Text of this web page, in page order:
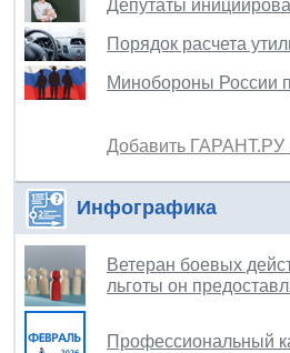
Депутаты
Порядок расчета
Минобороны России
Добавить ГАРАНТ.РУ
Инфографика
Ветеран боевых
льготы он
Профессиональный